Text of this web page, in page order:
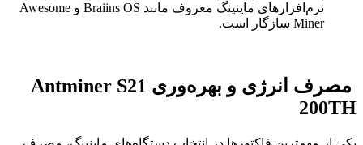
نرم‌افزارهای ماینینگ معروف مانند Braiins OS و Awesome
Miner سازگار است.
مصرف انرژی و بهره‌وری Antminer S21
200TH